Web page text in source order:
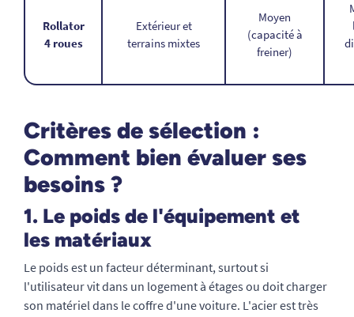
Rollator
4 roues
Extérieur et
terrains mixtes
Moyen
(capacité à
freiner)
Critères de sélection :
Comment bien évaluer ses
besoins ?
1. Le poids de l'équipement et
les matériaux
Le poids est un facteur déterminant, surtout si
l'utilisateur vit dans un logement à étages ou doit charger
son matériel dans le coffre d'une voiture. L'acier est très